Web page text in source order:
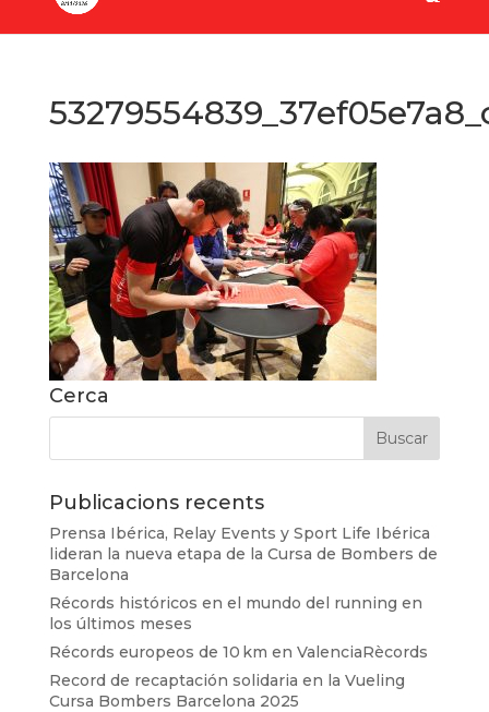
Cerca
Publicacions recents
Prensa Ibérica, Relay Events y Sport Life Ibérica
lideran la nueva etapa de la Cursa de Bombers de
Barcelona
Récords históricos en el mundo del running en
los últimos meses
Récords europeos de 10 km en ValenciaRècords
Record de recaptación solidaria en la Vueling
Cursa Bombers Barcelona 2025